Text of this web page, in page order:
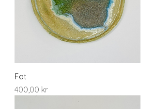
Fat
Pris
400,00 kr